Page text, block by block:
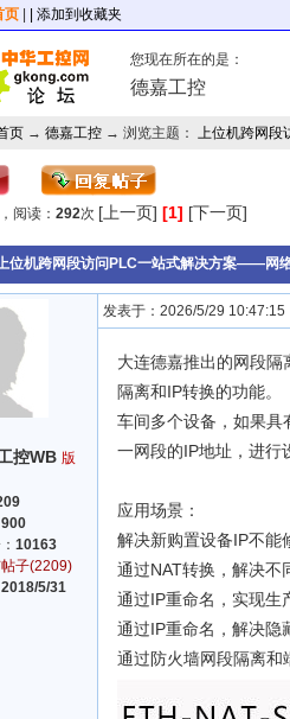
页 | 添加到收藏夹
您现在所在的是：
德嘉工控
页 → 德嘉工控 → 浏览主题： 上位机跨网
阅读： 292次 [上一页] [1] [下一页]
位机跨网段访问PLC一站式解决方案——网
控WB 版
900
10163
子(2209)
2018/5/31
发表于：2026/5/29 10:47:15
大连德嘉推出的网段
隔离和IP转换的功能。
车间多个设备，如果具
一网段的IP地址，进行
应用场景：
解决新购置设备IP不能
通过NAT转换，解决不
通过IP重命名，实现生
通过IP重命名，解决隐
通过防火墙网段隔离和